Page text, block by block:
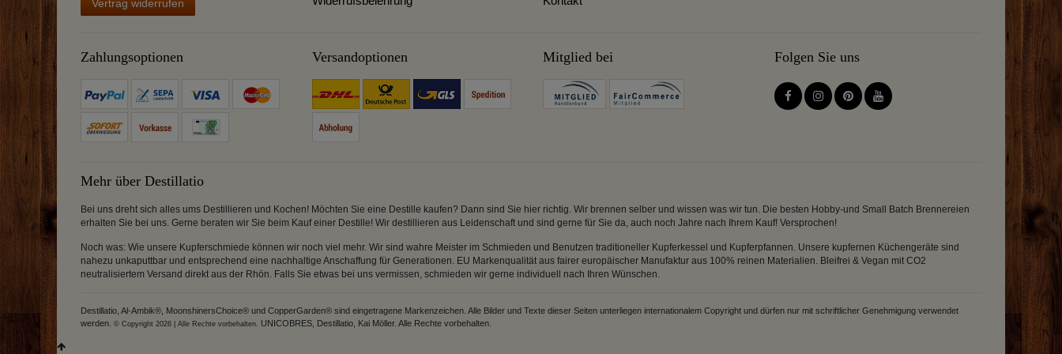
Vertrag widerrufen
Zahlungsoptionen Versandoptionen Mitglied bei Folgen Sie uns
Mehr über Destillatio
Bei uns dreht sich alles ums Destillieren und Kochen! Möchten Sie eine Destille kaufen? Dann sind Sie hier richtig. Wir brennen selber und wissen was wir tun. Die besten Hobby-und Small Batch Brennereien
erhalten Sie bei uns. Gerne beraten wir Sie beim Kauf einer Destille! Wir destillieren aus Leidenschaft und sind gerne für Sie da, auch noch Jahre nach Ihrem Kauf! Versprochen!
Noch was: Wie unsere Kupferschmiede können wir noch viel mehr. Wir sind wahre Meister im Schmieden und Benutzen traditioneller Kupferkessel und Kupferpfannen. Unsere kupfernen Küchengeräte sind
nahezu unkaputtbar und entsprechend eine nachhaltige Anschaffung für Generationen. EU Markenqualität aus fairer europäischer Manufaktur aus 100% reinen Materialien. Bleifrei & Vegan mit CO2
neutralisiertem Versand direkt aus der Rhön. Falls Sie etwas bei uns vermissen, schmieden wir gerne individuell nach Ihren Wünschen.
Destillatio, Al-Ambik®, MoonshinersChoice® und CopperGarden® sind eingetragene Markenzeichen. Alle Bilder und Texte dieser Seiten unterliegen internationalem Copyright und dürfen nur mit schriftlicher Genehmigung verwendet
werden. © Copyright 2026 | Alle Rechte vorbehalten. UNICOBRES, Destillatio, Kai Möller. Alle Rechte vorbehalten.